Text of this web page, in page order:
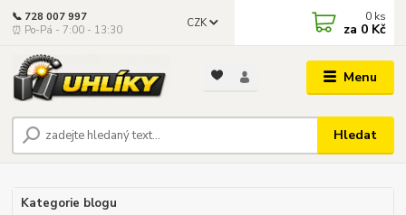
Menu
CZK
Hledat
📞 728 007 997
⏰ Po-Pá - 7:00 - 13:30
0 ks
za 0 Kč
Kategorie blogu